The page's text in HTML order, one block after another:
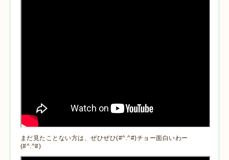
まだ見たことない方は、ぜひぜひ(#^.^#)チョー面白いわー
(#^.^#)